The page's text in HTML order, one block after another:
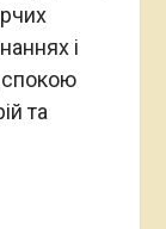
і
та